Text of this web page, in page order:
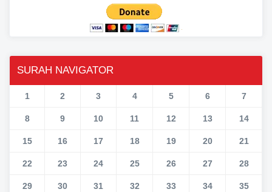
SURAH NAVIGATOR
1 2 3 4 5 6 7
8 9 10 11 12 13 14
15 16 17 18 19 20 21
22 23 24 25 26 27 28
29 30 31 32 33 34 35